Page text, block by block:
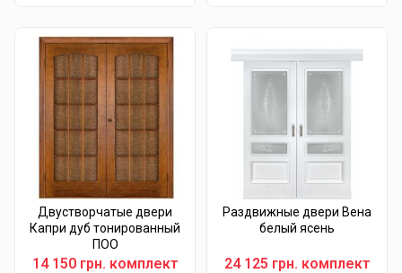
Двустворчатые двери
Капри дуб тонированный
ПОО
14 150 грн. комплект
Раздвижные двери Вена
белый ясень
24 125 грн. комплект